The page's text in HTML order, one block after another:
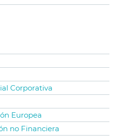
Corporativa
Europea
no Financiera